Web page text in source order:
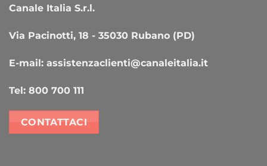
Canale Italia S.r.l.
Via Pacinotti, 18 - 35030 Rubano (PD)
E-mail: assistenzaclienti@canaleitalia.it
Tel: 800 700 111
CONTATTACI